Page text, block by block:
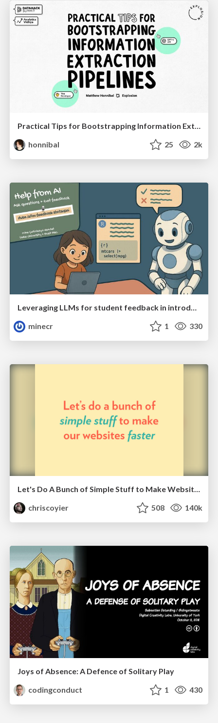
honnibal
25 2k
Leveraging LLMs for student feedback in introductory data science courses - posit::conf(2025)
minecr
1 330
Let's Do A Bunch of Simple Stuff to Make Websites Faster
chriscoyier
508 140k
Joys of Absence: A Defence of Solitary Play
codingconduct
1 430